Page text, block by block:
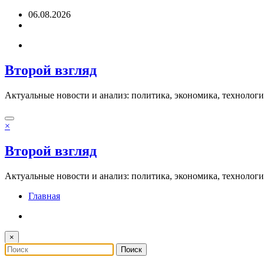
Перейти06.08.2026
Второй взгляд
Актуальные новости и анализ: политика, экономика,
×
Второй взгляд
Актуальные новости и анализ: политика, экономика,
Главная
×